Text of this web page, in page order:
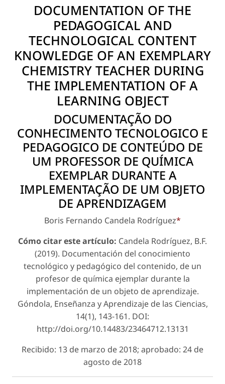
DOCUMENTATION OF THE
PEDAGOGICAL AND
TECHNOLOGICAL CONTENT
KNOWLEDGE OF AN EXEMPLARY
CHEMISTRY TEACHER DURING
THE IMPLEMENTATION OF A
LEARNING OBJECT
DOCUMENTAÇÃO DO
CONHECIMENTO TECNOLOGICO E
PEDAGOGICO DE CONTEÚDO DE
UM PROFESSOR DE QUÍMICA
EXEMPLAR DURANTE A
IMPLEMENTAÇÃO DE UM OBJETO
DE APRENDIZAGEM
Boris Fernando Candela Rodríguez*
Cómo citar este artículo: Candela Rodríguez, B.F.
(2019). Documentación del conocimiento
tecnológico y pedagógico del contenido, de un
profesor de química ejemplar durante la
implementación de un objeto de aprendizaje.
Góndola, Enseñanza y Aprendizaje de las Ciencias,
14(1), 143-161. DOI:
http://doi.org/10.14483/23464712.13131
Recibido: 13 de marzo de 2018; aprobado: 24 de
agosto de 2018